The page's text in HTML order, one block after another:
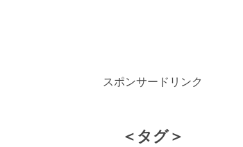
スポンサードリンク
＜タグ＞